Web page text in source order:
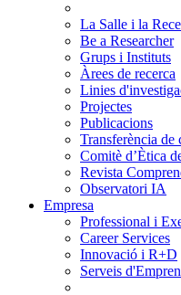
La Salle i la
Be a Researcher
Grups i Instituts
Àrees de recerca
Linies
Projectes
Publicacions
Transferència de
Comitè d’Ètica
Revista
Observatori IA
Empresa
Professional i
Career Services
Innovació i R+D
Serveis